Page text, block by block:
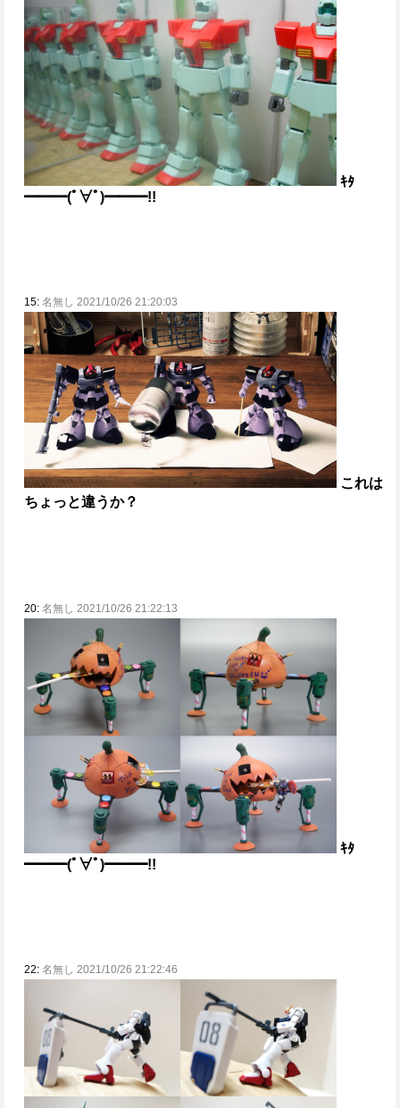
ｷﾀ
━━━(ﾟ∀ﾟ)━━━!!
15: 名無し 2021/10/26 21:20:03
これは
ちょっと違うか？
20: 名無し 2021/10/26 21:22:13
ｷﾀ
━━━(ﾟ∀ﾟ)━━━!!
22: 名無し 2021/10/26 21:22:46